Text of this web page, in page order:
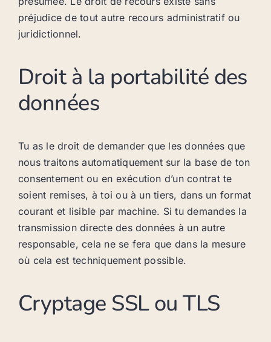
préjudice de tout autre recours administratif ou
juridictionnel.
Droit à la portabilité des
données
Tu as le droit de demander que les données que
nous traitons automatiquement sur la base de ton
consentement ou en exécution d’un contrat te
soient remises, à toi ou à un tiers, dans un format
courant et lisible par machine. Si tu demandes la
transmission directe des données à un autre
responsable, cela ne se fera que dans la mesure
où cela est techniquement possible.
Cryptage SSL ou TLS